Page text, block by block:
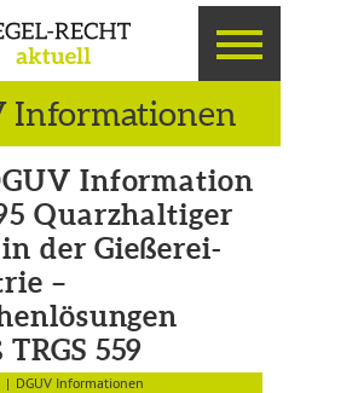
Informationen
Information
Quarzhaltiger
der Gießerei-
–
559
DGUV Informationen